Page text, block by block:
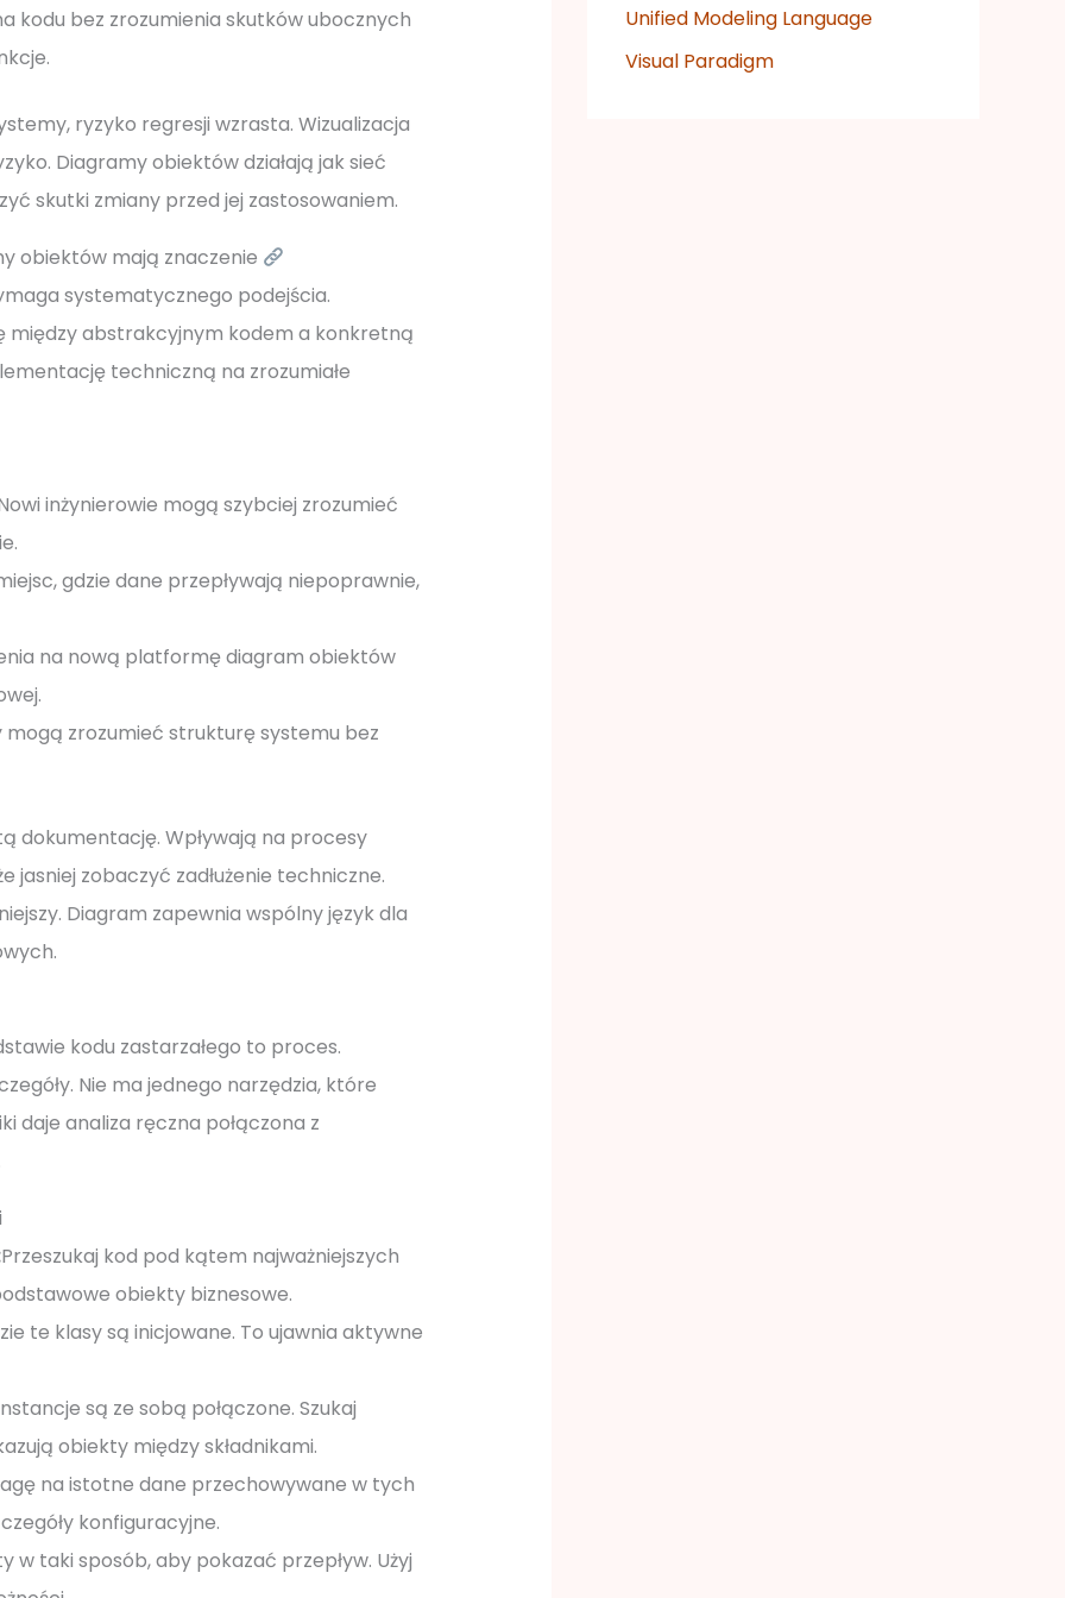
kodu bez zrozumienia skutków ubocznych
ryzyko regresji wzrasta. Wizualizacja
Diagramy obiektów działają jak sieć
skutki zmiany przed jej zastosowaniem.
obiektów mają znaczenie
systematycznego podejścia.
między abstrakcyjnym kodem a konkretną
techniczną na zrozumiałe
inżynierowie mogą szybciej zrozumieć
gdzie dane przepływają niepoprawnie,
na nową platformę diagram obiektów
mogą zrozumieć strukturę systemu bez
dokumentację. Wpływają na procesy
jasniej zobaczyć zadłużenie techniczne.
Diagram zapewnia wspólny język dla
kodu zastarzałego to proces.
Nie ma jednego narzędzia, które
daje analiza ręczna połączona z
Przeszukaj kod pod kątem najważniejszych
obiekty biznesowe.
te klasy są inicjowane. To ujawnia aktywne
są ze sobą połączone. Szukaj
obiekty między składnikami.
na istotne dane przechowywane w tych
konfiguracyjne.
w taki sposób, aby pokazać przepływ. Użyj
Unified Modeling Language
Visual Paradigm